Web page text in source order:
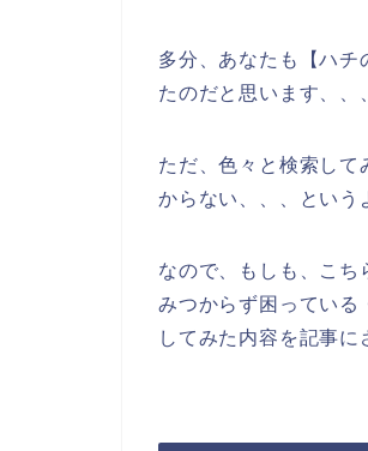
多分、あなたも【ハ
たのだと思います、、
ただ、色々と検索し
からない、、、という
なので、もしも、こ
みつからず困っている
してみた内容を記事